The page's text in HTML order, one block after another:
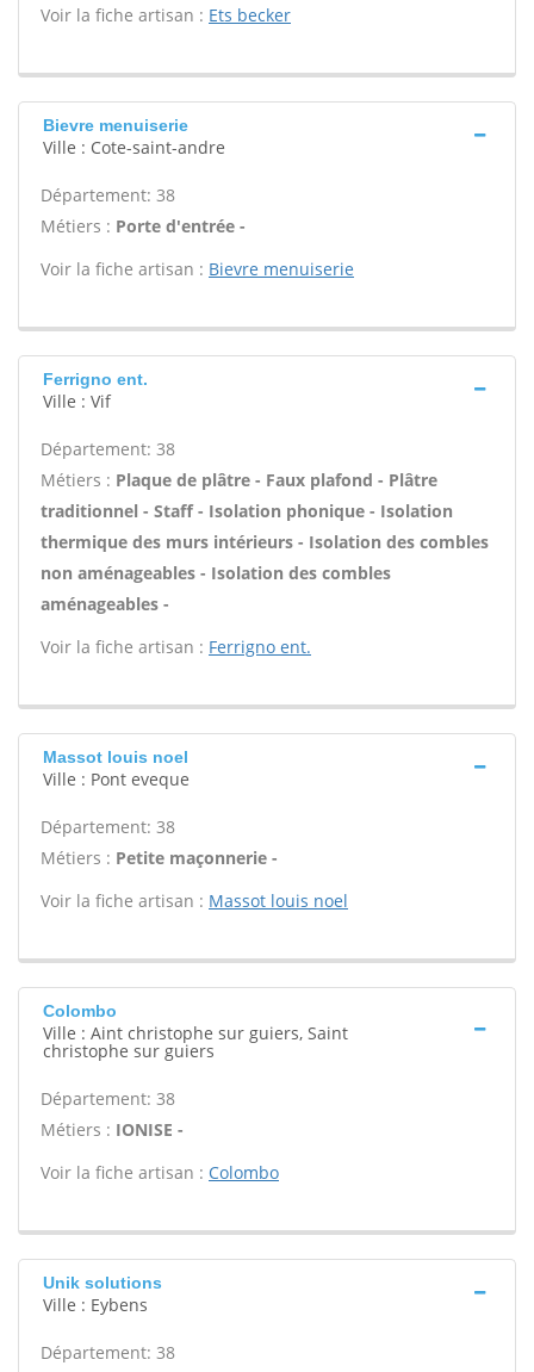
Voir la fiche artisan : Ets becker
Bievre menuiserie
Ville : Cote-saint-andre
Département: 38
Métiers : Porte d'entrée -
Voir la fiche artisan : Bievre menuiserie
Ferrigno ent.
Ville : Vif
Département: 38
Métiers : Plaque de plâtre - Faux plafond - Plâtre
traditionnel - Staff - Isolation phonique - Isolation
thermique des murs intérieurs - Isolation des combles
non aménageables - Isolation des combles
aménageables -
Voir la fiche artisan : Ferrigno ent.
Massot louis noel
Ville : Pont eveque
Département: 38
Métiers : Petite maçonnerie -
Voir la fiche artisan : Massot louis noel
Colombo
Ville : Aint christophe sur guiers, Saint
christophe sur guiers
Département: 38
Métiers : IONISE -
Voir la fiche artisan : Colombo
Unik solutions
Ville : Eybens
Département: 38